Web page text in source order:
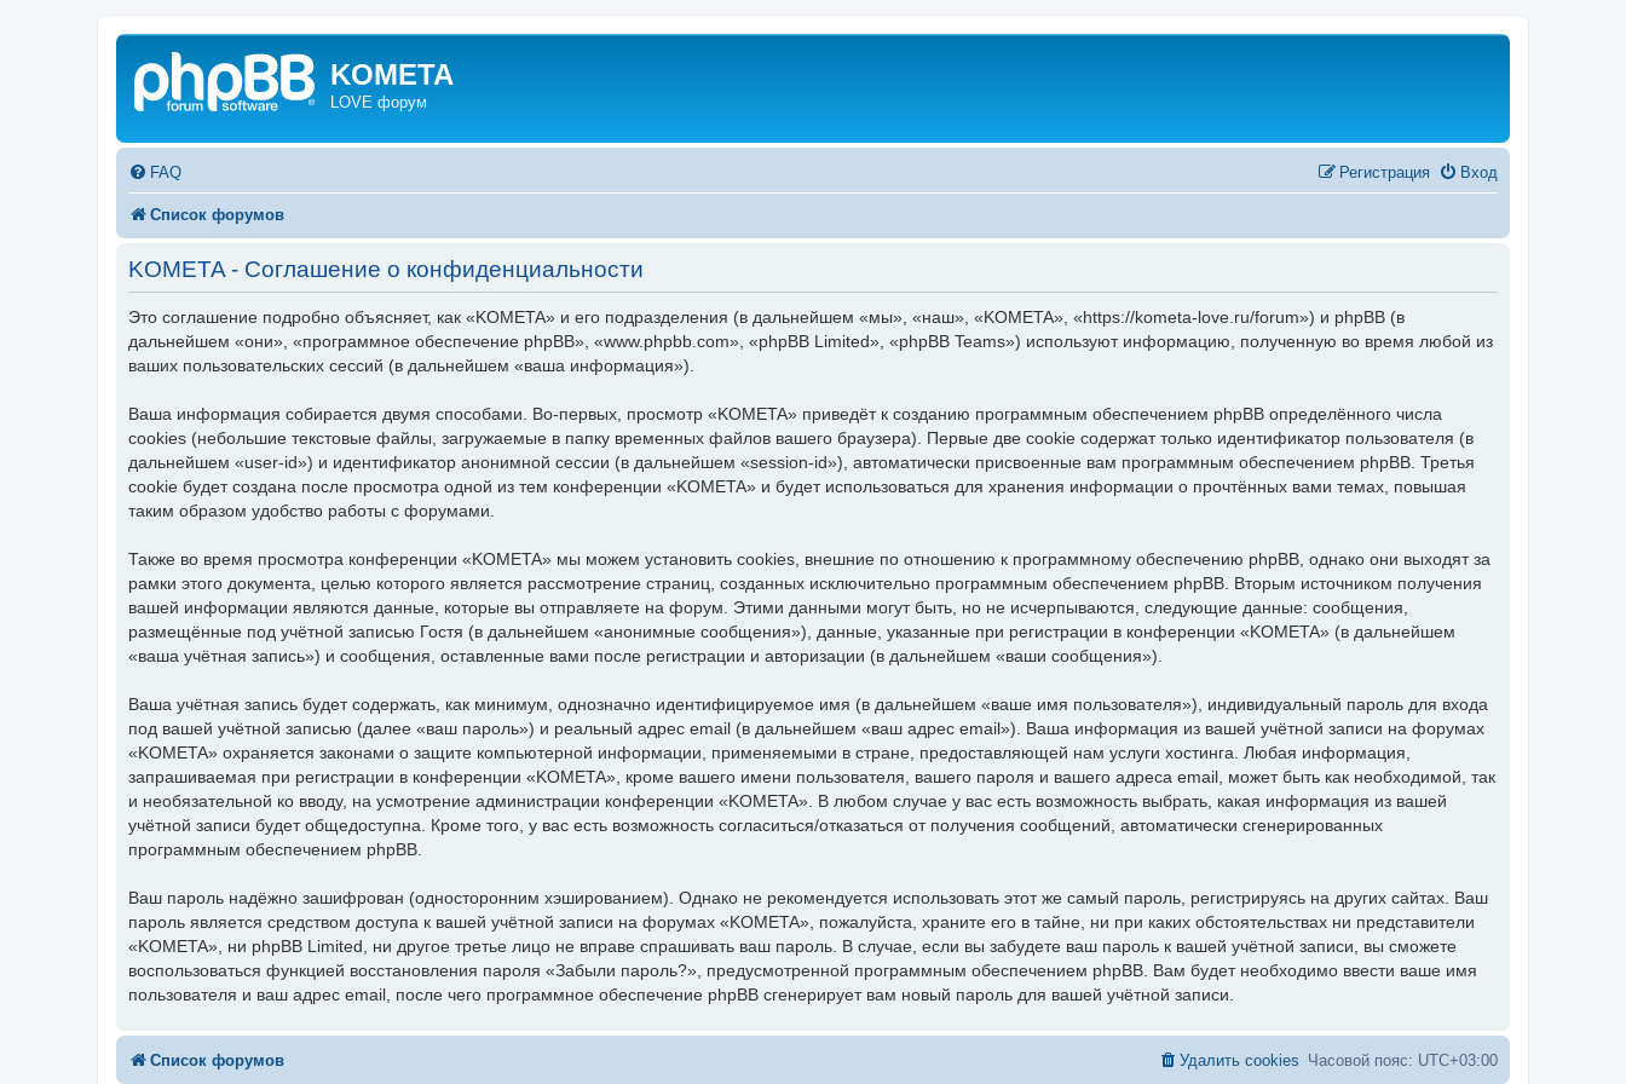
KOMETA
LOVE форум
FAQ Вход
Регистрация
Список форумов
KOMETA - Соглашение о конфиденциальности
Это соглашение подробно объясняет, как «KOMETA» и его подразделения (в дальнейшем «мы», «наш», «KOMETA», «https://kometa-love.ru/forum») и phpBB (в
дальнейшем «они», «программное обеспечение phpBB», «www.phpbb.com», «phpBB Limited», «phpBB Teams») используют информацию, полученную во время любой из
ваших пользовательских сессий (в дальнейшем «ваша информация»).
Ваша информация собирается двумя способами. Во-первых, просмотр «KOMETA» приведёт к созданию программным обеспечением phpBB определённого числа
cookies (небольшие текстовые файлы, загружаемые в папку временных файлов вашего браузера). Первые две cookie содержат только идентификатор пользователя (в
дальнейшем «user-id») и идентификатор анонимной сессии (в дальнейшем «session-id»), автоматически присвоенные вам программным обеспечением phpBB. Третья
cookie будет создана после просмотра одной из тем конференции «KOMETA» и будет использоваться для хранения информации о прочтённых вами темах, повышая
таким образом удобство работы с форумами.
Также во время просмотра конференции «KOMETA» мы можем установить cookies, внешние по отношению к программному обеспечению phpBB, однако они выходят за
рамки этого документа, целью которого является рассмотрение страниц, созданных исключительно программным обеспечением phpBB. Вторым источником получения
вашей информации являются данные, которые вы отправляете на форум. Этими данными могут быть, но не исчерпываются, следующие данные: сообщения,
размещённые под учётной записью Гостя (в дальнейшем «анонимные сообщения»), данные, указанные при регистрации в конференции «KOMETA» (в дальнейшем
«ваша учётная запись») и сообщения, оставленные вами после регистрации и авторизации (в дальнейшем «ваши сообщения»).
Ваша учётная запись будет содержать, как минимум, однозначно идентифицируемое имя (в дальнейшем «ваше имя пользователя»), индивидуальный пароль для входа
под вашей учётной записью (далее «ваш пароль») и реальный адрес email (в дальнейшем «ваш адрес email»). Ваша информация из вашей учётной записи на форумах
«KOMETA» охраняется законами о защите компьютерной информации, применяемыми в стране, предоставляющей нам услуги хостинга. Любая информация,
запрашиваемая при регистрации в конференции «KOMETA», кроме вашего имени пользователя, вашего пароля и вашего адреса email, может быть как необходимой, так
и необязательной ко вводу, на усмотрение администрации конференции «KOMETA». В любом случае у вас есть возможность выбрать, какая информация из вашей
учётной записи будет общедоступна. Кроме того, у вас есть возможность согласиться/отказаться от получения сообщений, автоматически сгенерированных
программным обеспечением phpBB.
Ваш пароль надёжно зашифрован (односторонним хэшированием). Однако не рекомендуется использовать этот же самый пароль, регистрируясь на других сайтах. Ваш
пароль является средством доступа к вашей учётной записи на форумах «KOMETA», пожалуйста, храните его в тайне, ни при каких обстоятельствах ни представители
«KOMETA», ни phpBB Limited, ни другое третье лицо не вправе спрашивать ваш пароль. В случае, если вы забудете ваш пароль к вашей учётной записи, вы сможете
воспользоваться функцией восстановления пароля «Забыли пароль?», предусмотренной программным обеспечением phpBB. Вам будет необходимо ввести ваше имя
пользователя и ваш адрес email, после чего программное обеспечение phpBB сгенерирует вам новый пароль для вашей учётной записи.
Список форумов Часовой пояс: UTC+03:00
Удалить cookies